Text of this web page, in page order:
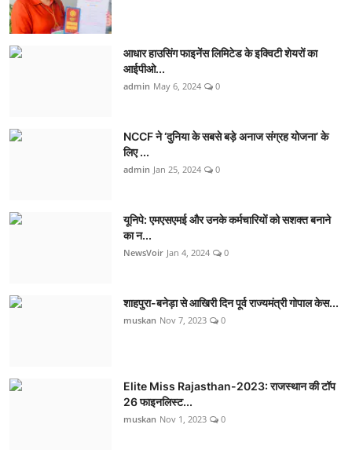
आधार हाउसिंग फाइनेंस लिमिटेड के इक्विटी शेयरों का
आईपीओ...
admin May 6, 2024 0
NCCF ने ‘दुनिया के सबसे बड़े अनाज संग्रह योजना’ के
लिए ...
admin Jan 25, 2024 0
यूनिपे: एमएसएमई और उनके कर्मचारियों को सशक्त बनाने
का न...
NewsVoir Jan 4, 2024 0
शाहपुरा-बनेड़ा से आखिरी दिन पूर्व राज्यमंत्री गोपाल केस...
muskan Nov 7, 2023 0
Elite Miss Rajasthan-2023: राजस्थान की टॉप
26 फाइनलिस्ट...
muskan Nov 1, 2023 0